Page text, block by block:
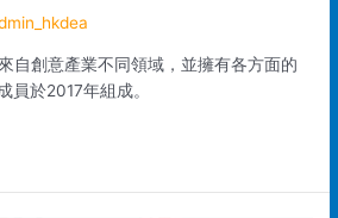
自創意產業不同領域，並擁有各方面的
員於2017年組成。